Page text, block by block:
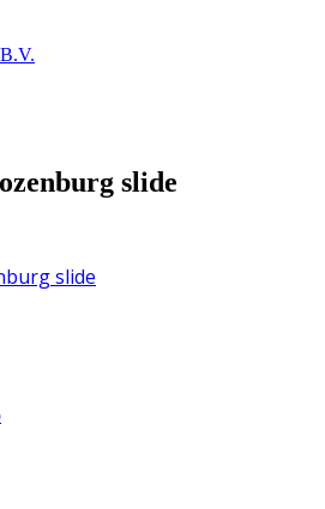
slide